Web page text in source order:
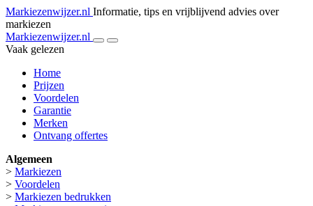
Markiezenwijzer.nl Informatie, tips en vrijblijvend advies over
markiezen
Markiezenwijzer.nl
Vaak gelezen
Home
Prijzen
Voordelen
Garantie
Merken
Ontvang offertes
Algemeen
> Markiezen
> Voordelen
> Markiezen bedrukken